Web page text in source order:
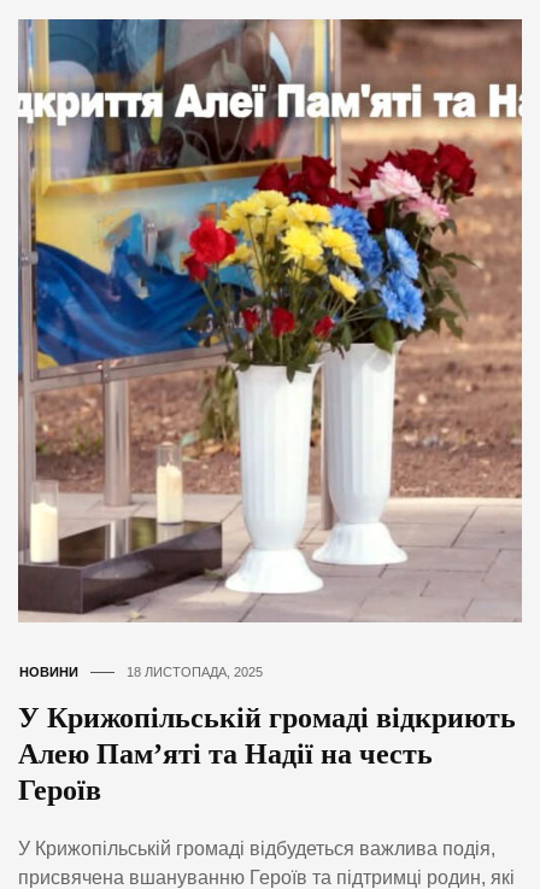
НОВИНИ 18 ЛИСТОПАДА, 2025
У Крижопільській громаді відкриють
Алею Пам’яті та Надії на честь
Героїв
У Крижопільській громаді відбудеться важлива подія,
присвячена вшануванню Героїв та підтримці родин, які